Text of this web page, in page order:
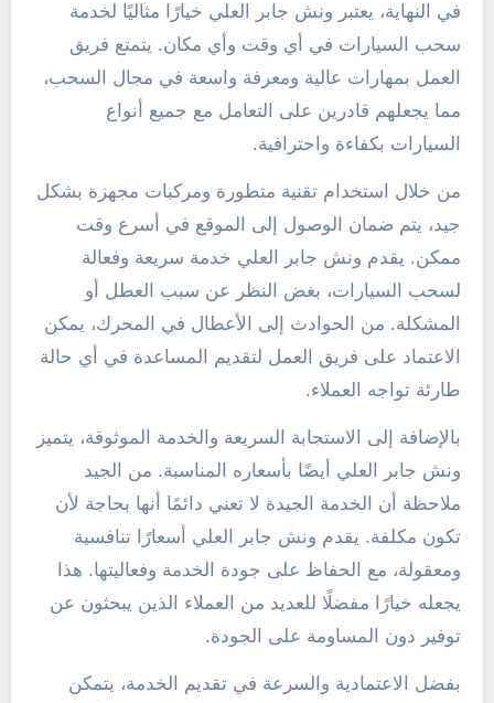
في النهاية، يعتبر ونش جابر العلي خيارًا مثاليًا لخدمة
سحب السيارات في أي وقت وأي مكان. يتمتع فريق
العمل بمهارات عالية ومعرفة واسعة في مجال السحب،
مما يجعلهم قادرين على التعامل مع جميع أنواع
السيارات بكفاءة واحترافية.
من خلال استخدام تقنية متطورة ومركبات مجهزة بشكل
جيد، يتم ضمان الوصول إلى الموقع في أسرع وقت
ممكن. يقدم ونش جابر العلي خدمة سريعة وفعالة
لسحب السيارات، بغض النظر عن سبب العطل أو
المشكلة. من الحوادث إلى الأعطال في المحرك، يمكن
الاعتماد على فريق العمل لتقديم المساعدة في أي حالة
طارئة تواجه العملاء.
بالإضافة إلى الاستجابة السريعة والخدمة الموثوقة، يتميز
ونش جابر العلي أيضًا بأسعاره المناسبة. من الجيد
ملاحظة أن الخدمة الجيدة لا تعني دائمًا أنها بحاجة لأن
تكون مكلفة. يقدم ونش جابر العلي أسعارًا تنافسية
ومعقولة، مع الحفاظ على جودة الخدمة وفعاليتها. هذا
يجعله خيارًا مفضلًا للعديد من العملاء الذين يبحثون عن
توفير دون المساومة على الجودة.
بفضل الاعتمادية والسرعة في تقديم الخدمة، يتمكن